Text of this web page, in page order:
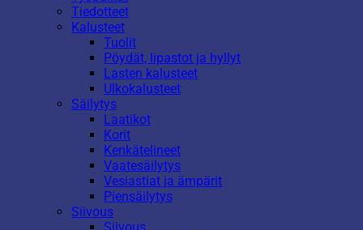
Tiedotteet
Kalusteet
Tuolit
Pöydät, lipastot ja hyllyt
Lasten kalusteet
Ulkokalusteet
Säilytys
Laatikot
Korit
Kenkätelineet
Vaatesäilytys
Vesiastiat ja ämpärit
Piensäilytys
Siivous